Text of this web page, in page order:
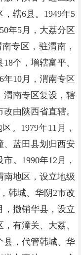
辖6县。1949年5
年5月，大荔分区
专区，驻渭南，
个，增辖富平、
年10月，渭南专区
渭南专区复设，辖
由陕西省直辖。
。1979年11月，
、蓝田县划归西安
。1990年12月，
南地区，设立地级
韩城、华阴2市改
，撤销华县，设立
有潼关、大荔、
县，代管韩城、华